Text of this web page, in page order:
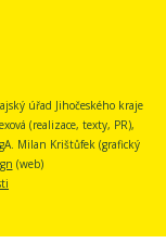
úřad Jihočeského kraje
(realizace, texty, PR),
Milan Krištůfek (grafický
(web)